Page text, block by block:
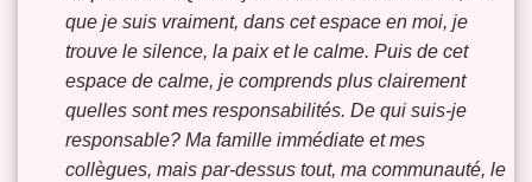
que je suis vraiment, dans cet espace en moi, je
trouve le silence, la paix et le calme. Puis de cet
espace de calme, je comprends plus clairement
quelles sont mes responsabilités. De qui suis-je
responsable? Ma famille immédiate et mes
collègues, mais par-dessus tout, ma communauté, le